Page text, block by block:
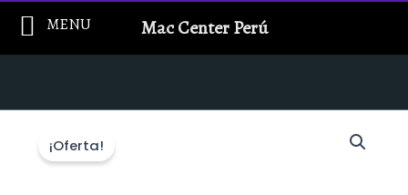
contenido
¡Oferta!
MENU Mac Center Perú